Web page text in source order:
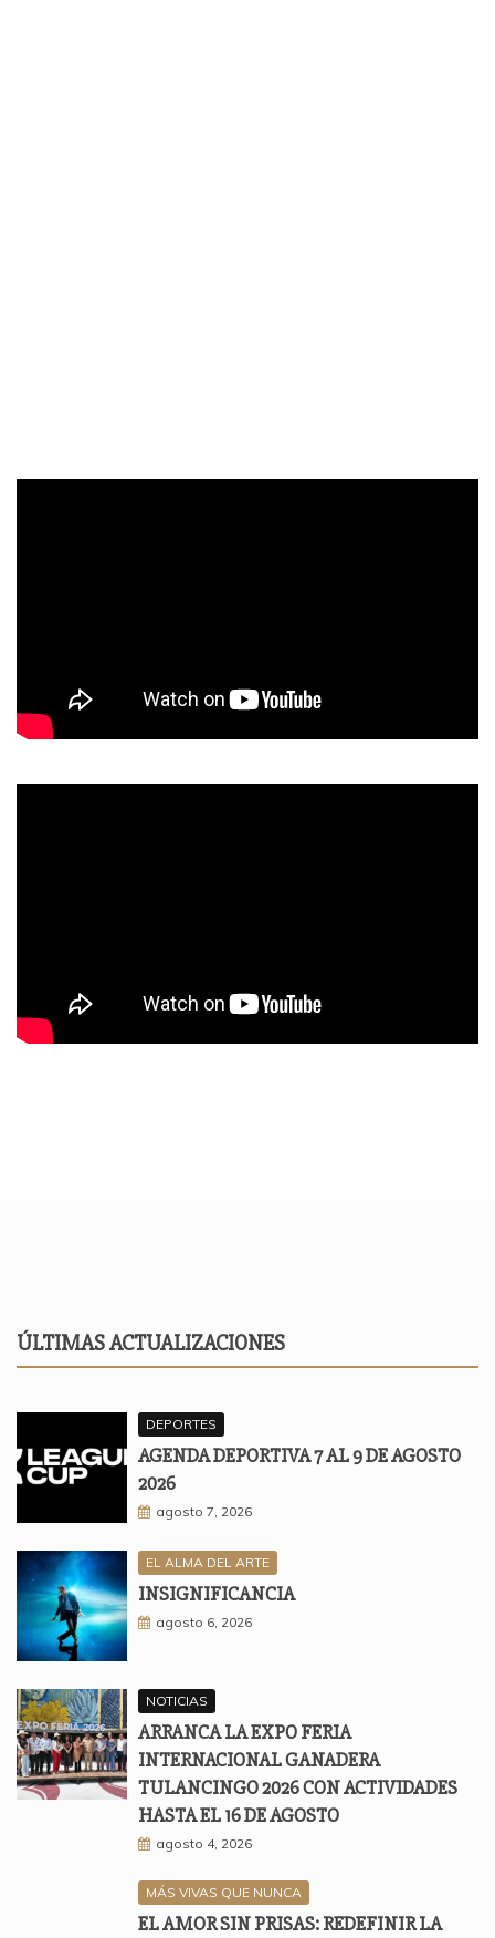
ÚLTIMAS ACTUALIZACIONES
DEPORTES
AGENDA DEPORTIVA 7 AL 9 DE AGOSTO
2026
agosto 7, 2026
EL ALMA DEL ARTE
INSIGNIFICANCIA
agosto 6, 2026
NOTICIAS
ARRANCA LA EXPO FERIA
INTERNACIONAL GANADERA
TULANCINGO 2026 CON ACTIVIDADES
HASTA EL 16 DE AGOSTO
agosto 4, 2026
MÁS VIVAS QUE NUNCA
EL AMOR SIN PRISAS: REDEFINIR LA